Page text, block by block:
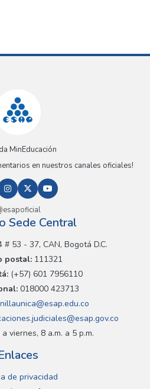
MinEducación
en nuestros canales oficiales!
Sede Central
53 - 37, CAN, Bogotá D.C.
postal: 111321
(+57) 601 7956110
018000 423713
viernes, 8 a.m. a 5 p.m.
de privacidad